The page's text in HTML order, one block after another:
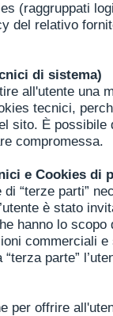
(raggruppati
del relativo
di sistema)
all'utente una
tecnici,
sito. È
compromessa.
e Cookies di
“terze parti”
è stato
hanno lo
commerciali
parte”
per offrire